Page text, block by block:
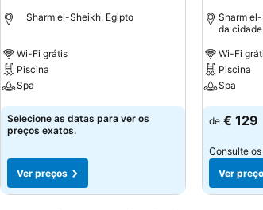
Sharm el-Sheikh, Egipto
Wi-Fi grátis
Piscina
Spa
Ver preços
Selecione as datas para ver os
preços exatos.
Ver preços
Sharm
da cidade
Wi-Fi
Piscina
Spa
Ver preços
de € 129
Consulte
Ver